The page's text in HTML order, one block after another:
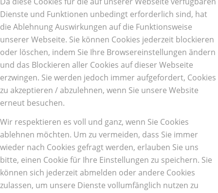
Dienste und Funktionen unbedingt erforderlich sind, hat
die Ablehnung Auswirkungen auf die Funktionsweise
unserer Webseite. Sie können Cookies jederzeit blockieren
oder löschen, indem Sie Ihre Browsereinstellungen ändern
und das Blockieren aller Cookies auf dieser Webseite
erzwingen. Sie werden jedoch immer aufgefordert, Cookies
zu akzeptieren / abzulehnen, wenn Sie unsere Website
erneut besuchen.
Wir respektieren es voll und ganz, wenn Sie Cookies
ablehnen möchten. Um zu vermeiden, dass Sie immer
wieder nach Cookies gefragt werden, erlauben Sie uns
bitte, einen Cookie für Ihre Einstellungen zu speichern. Sie
können sich jederzeit abmelden oder andere Cookies
zulassen, um unsere Dienste vollumfänglich nutzen zu